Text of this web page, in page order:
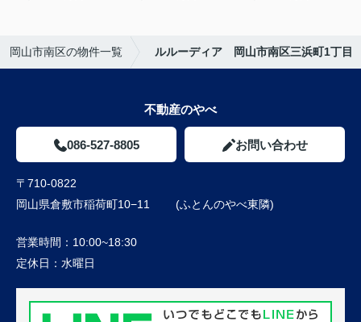
岡山市南区の物件一覧 ルルーディア 岡山市南区三浜町1丁目
不動産のやべ
086-527-8805 お問い合わせ
〒710-0822
岡山県倉敷市稲荷町10−11 (ふとんのやべ東隣)
営業時間： 10:00~18:30
定休日： 水曜日